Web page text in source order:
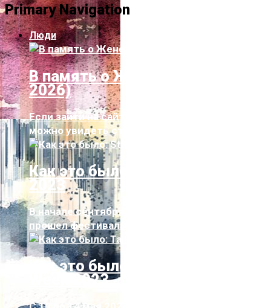
Primary Navigation
Люди
В память о Жене Дудин (1986-
2026)
Если зайти на сайт ПЛУГа в раздел «О нас»,
можно увидеть стоп-кадр с Женей ...
Как это было: Station Narva
2023
В начале сентября в Нарве уже в шестой раз
прошел фестиваль Station Narva, ...
Как это было: Tallinn Music
Week 2023